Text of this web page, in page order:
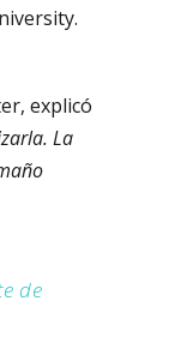
explicó
La
de